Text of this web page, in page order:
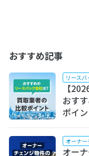
おすすめ記事
リースバ
【
おす
ポイ
オーナ
オー